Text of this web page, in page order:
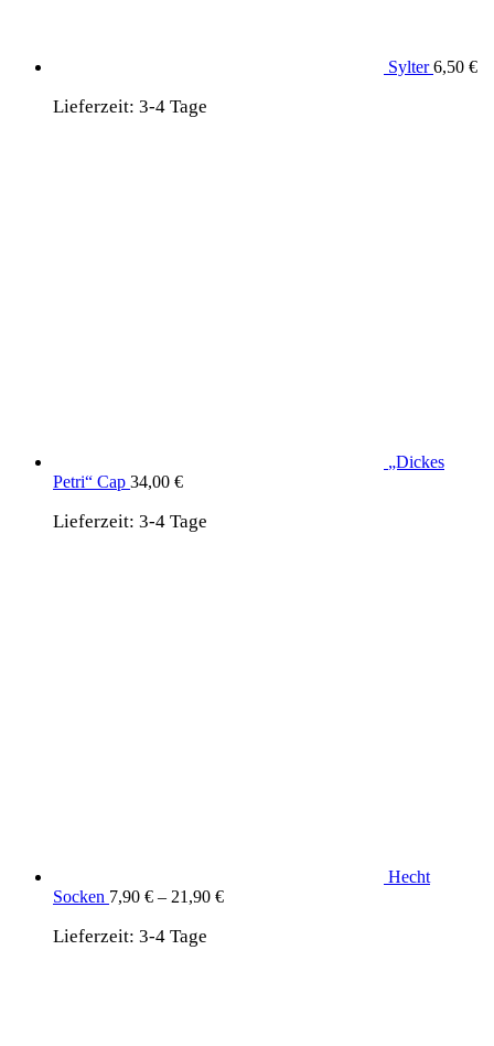
Sylter 6,50 €
Lieferzeit: 3-4 Tage
„Dickes
Petri“ Cap 34,00 €
Lieferzeit: 3-4 Tage
Hecht
Socken 7,90 € – 21,90 €
Lieferzeit: 3-4 Tage